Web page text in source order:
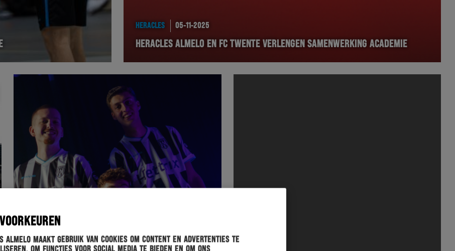
Almelo maakt gebruik van cookies om content en advertenties te
HERACLES 05-11-2025
HERACLES ALMELO EN FC TWENTE VERLENGEN SAMENWERKING ACADEMIE